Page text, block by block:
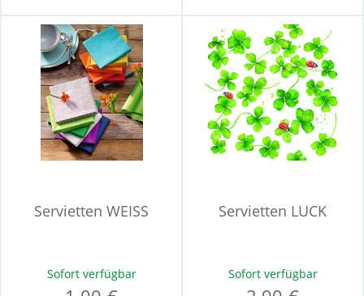
Servietten WEISS
Sofort verfügbar
Servietten LUCK
Sofort verfügbar